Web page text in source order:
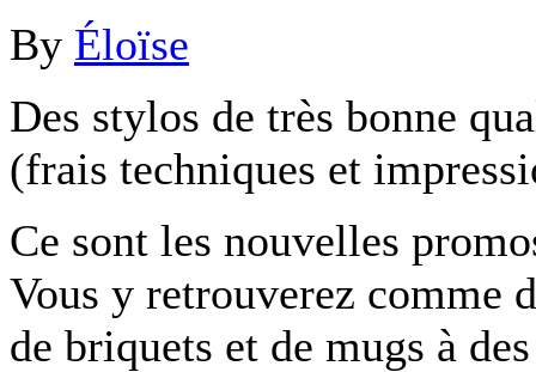
By Éloïse
Des stylos de très bonne
(frais techniques et
Ce sont les nouvelles
Vous y retrouverez comme
de briquets et de mugs à